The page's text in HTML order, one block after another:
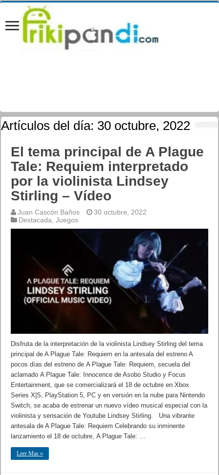
Artículos del día: 30 octubre, 2022
El tema principal de A Plague
Tale: Requiem interpretado
por la violinista Lindsey
Stirling – Vídeo
Juan Cascón Baños
30 octubre, 2022
Destacada ,Juegos
Disfruta de la interpretación de la violinista Lindsey Stirling del tema
principal de A Plague Tale: Requiem en la antesala del estreno A
pocos días del estreno de A Plague Tale: Requiem, secuela del
aclamado A Plague Tale: Innocence de Asobo Studio y Focus
Entertainment, que se comercializará el 18 de octubre en Xbox
Series X|S, PlayStation 5, PC y en versión en la nube para Nintendo
Switch, se acaba de estrenar un nuevo vídeo musical especial con la
violinista y sensación de Youtube Lindsey Stirling. Una vibrante
antesala de A Plague Tale: Requiem Celebrando su inminente
lanzamiento el 18 de octubre, A Plague Tale: …
Leer Mas »